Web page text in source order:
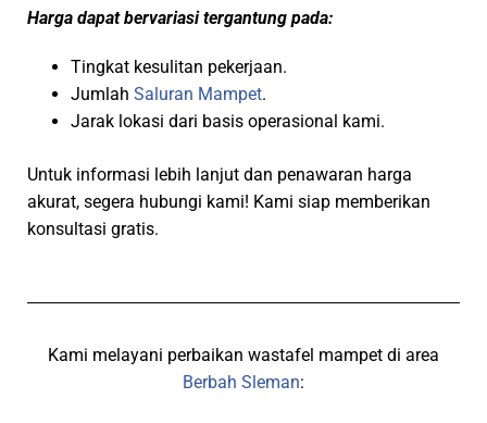
Harga dapat bervariasi tergantung pada:
Tingkat kesulitan pekerjaan.
Jumlah Saluran Mampet.
Jarak lokasi dari basis operasional kami.
Untuk informasi lebih lanjut dan penawaran harga
akurat, segera hubungi kami! Kami siap memberikan
konsultasi gratis.
Kami melayani perbaikan wastafel mampet di area
Berbah Sleman: